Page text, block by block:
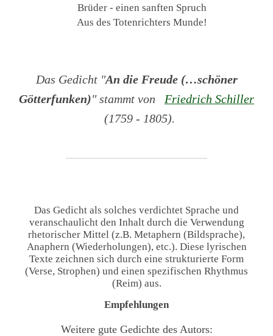
Brüder - einen sanften Spruch
Aus des Totenrichters Munde!
Das Gedicht "An die Freude (…schöner
Götterfunken)" stammt von
Friedrich Schiller
(1759 - 1805).
Das Gedicht als solches verdichtet Sprache und
veranschaulicht den Inhalt durch die Verwendung
rhetorischer Mittel (z.B. Metaphern (Bildsprache),
Anaphern (Wiederholungen), etc.). Diese lyrischen
Texte zeichnen sich durch eine strukturierte Form
(Verse, Strophen) und einen spezifischen Rhythmus
(Reim) aus.
Empfehlungen
Weitere gute Gedichte des Autors: